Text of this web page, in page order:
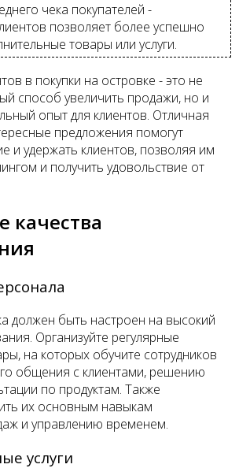
чека покупателей -
позволяет более успешно
товары или услуги.
в покупки на островке - это не
способ увеличить продажи, но и
опыт для клиентов. Отличная
предложения помогут
и удержать клиентов, позволяя им
и получить удовольствие от
должен быть настроен на высокий
Организуйте регулярные
на которых обучите сотрудников
общения с клиентами, решению
по продуктам. Также
их основным навыкам
и управлению временем.
услуги